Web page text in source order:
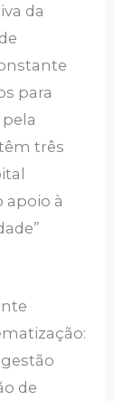
da
para
três
apoio à
de